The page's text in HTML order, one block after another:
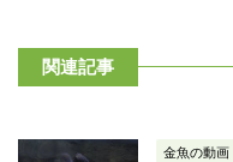
関連記事
金魚の動画